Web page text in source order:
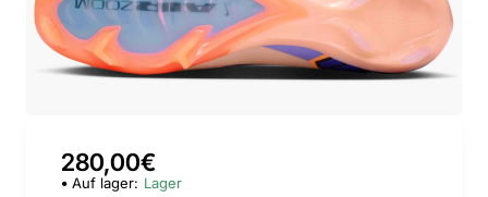
280,00€
Auf lager: Lager